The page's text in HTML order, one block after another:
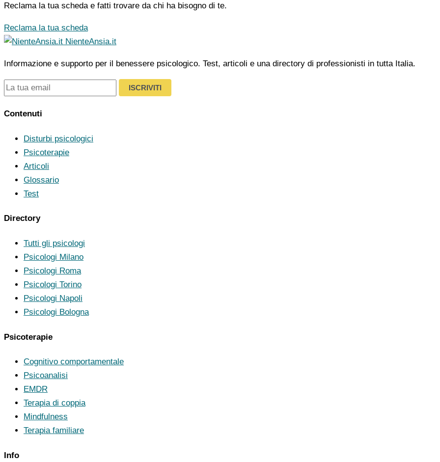
Reclama la tua scheda e fatti trovare da chi ha bisogno di te.
Reclama la tua scheda
NienteAnsia.it
Informazione e supporto per il benessere psicologico. Test, articoli e una directory di professionisti in tutta Italia.
ISCRIVITI
Contenuti
Disturbi psicologici
Psicoterapie
Articoli
Glossario
Test
Directory
Tutti gli psicologi
Psicologi Milano
Psicologi Roma
Psicologi Torino
Psicologi Napoli
Psicologi Bologna
Psicoterapie
Cognitivo comportamentale
Psicoanalisi
EMDR
Terapia di coppia
Mindfulness
Terapia familiare
Info